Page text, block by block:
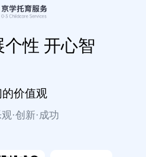
个性 开心智
价值观
·创新·成功